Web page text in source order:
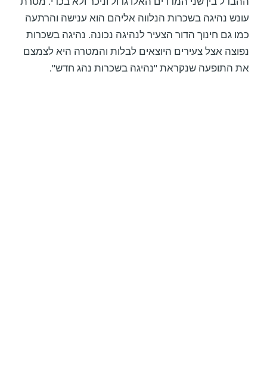
עונש נהיגה בשכרות הנלווה אליהם הוא ענישה והרתעה
כמו גם חינוך הדור הצעיר לנהיגה נכונה. נהיגה בשכרות
נפוצה אצל צעירים היוצאים לבלות והמטרה היא לצמצם
את התופעה שנקראת "נהיגה בשכרות נהג חדש".